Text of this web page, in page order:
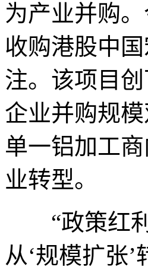
为产业并购
收购港股中
注。该项目
企业并购规
单一铝加工
业转型。
“政策红利
从‘规模扩张